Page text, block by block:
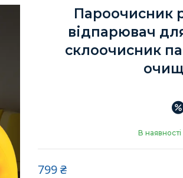
Пароочисник
відпарювач
склоочисник
В наявності
799 ₴